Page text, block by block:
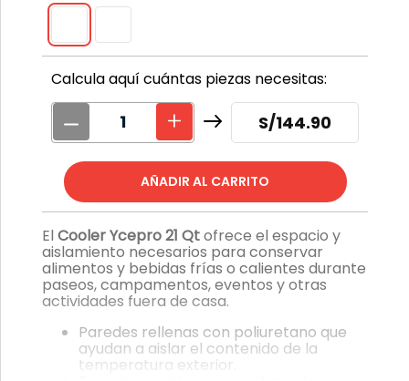
Calcula aquí cuántas piezas necesitas:
S/144.90
El Cooler Ycepro 21 Qtofrece el espacio y
aislamiento necesarios para conservar
alimentos y bebidas frías o calientes durante
paseos, campamentos, eventos y otras
actividades fuera de casa.
Paredes rellenas con poliuretano que
ayudan a aislar el contenido de la
temperatura exterior.